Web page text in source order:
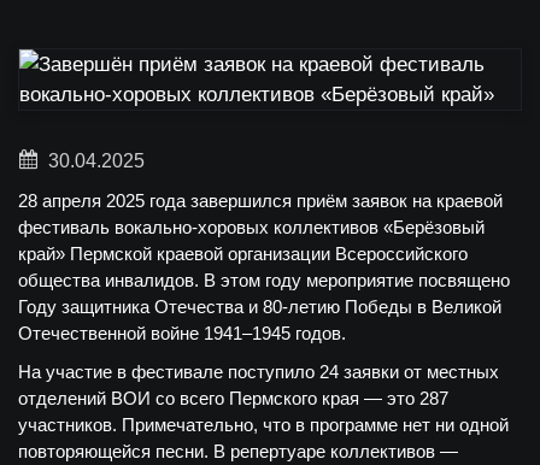
30.04.2025
28 апреля 2025 года завершился приём заявок на краевой
фестиваль вокально-хоровых коллективов «Берёзовый
край» Пермской краевой организации Всероссийского
общества инвалидов. В этом году мероприятие посвящено
Году защитника Отечества и 80-летию Победы в Великой
Отечественной войне 1941–1945 годов.
На участие в фестивале поступило 24 заявки от местных
отделений ВОИ со всего Пермского края — это 287
участников. Примечательно, что в программе нет ни одной
повторяющейся песни. В репертуаре коллективов —